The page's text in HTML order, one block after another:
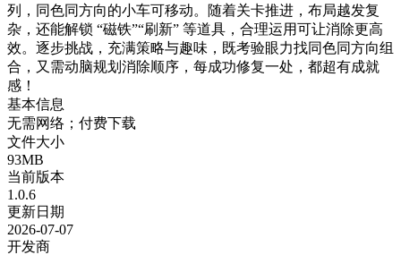
列，同色同方向的小车可移动。随着关卡推进，布局越发复
杂，还能解锁 “磁铁”“刷新” 等道具，合理运用可让消除更高
效。逐步挑战，充满策略与趣味，既考验眼力找同色同方向组
合，又需动脑规划消除顺序，每成功修复一处，都超有成就
感！
基本信息
无需网络；付费下载
文件大小
93MB
当前版本
1.0.6
更新日期
2026-07-07
开发商